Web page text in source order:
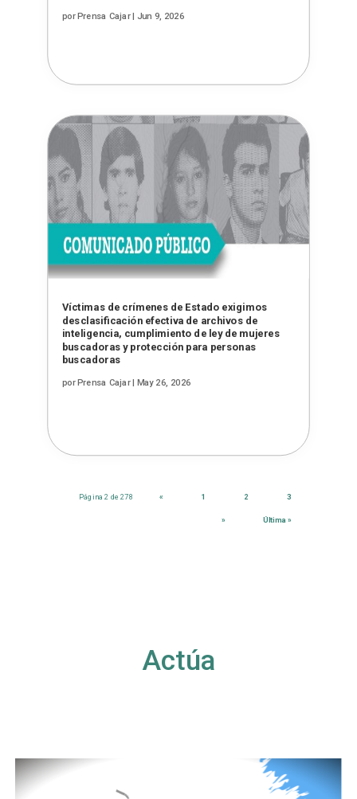
porPrensa Cajar| Jun 9, 2026
Víctimas de crímenes de Estado exigimos
desclasificación efectiva de archivos de
inteligencia, cumplimiento de ley de mujeres
buscadoras y protección para personas
buscadoras
porPrensa Cajar| May 26, 2026
Página 2 de 278 « 1 2 3
» Última »
Actúa